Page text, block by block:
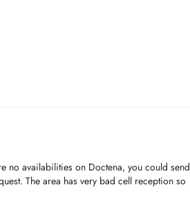
no availabilities on Doctena, you could send
The area has very bad cell reception so